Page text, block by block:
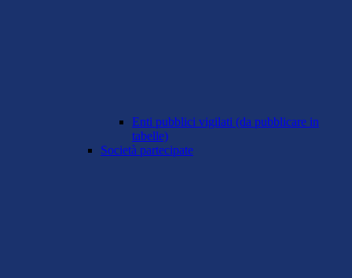
Enti pubblici vigilati (da pubblicare in
tabelle)
Società partecipate